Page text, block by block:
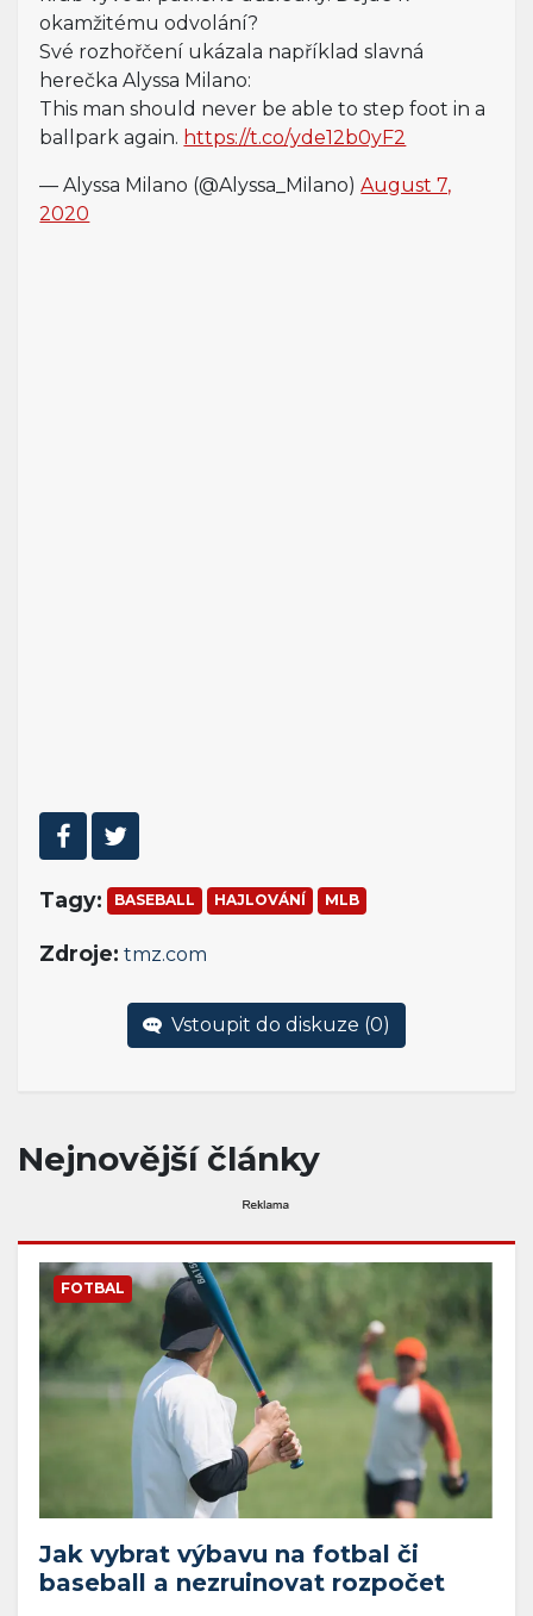
okamžitému odvolání?
Své rozhořčení ukázala například slavná
herečka Alyssa Milano:
This man should never be able to step foot in a
ballpark again. https://t.co/yde12b0yF2
— Alyssa Milano (@Alyssa_Milano)August 7,
2020
Tagy: BASEBALL HAJLOVÁNÍ MLB
Zdroje: tmz.com
Vstoupit do diskuze (0)
Nejnovější články
FOTBAL
Jak vybrat výbavu na fotbal či
baseball a nezruinovat rozpočet